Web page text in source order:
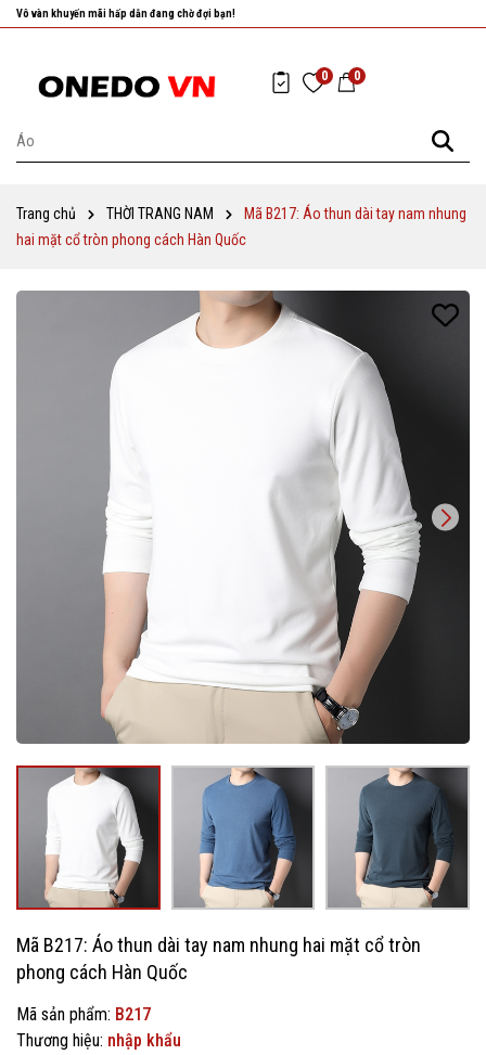
Nhanh tay chọn cho mình những sản phẩm ưng ý nhất!
0 0
Trang chủ THỜI TRANG NAM
Mã B217: Áo thun dài tay nam nhung
hai mặt cổ tròn phong cách Hàn Quốc
Mã B217: Áo thun dài tay nam nhung hai mặt cổ tròn
phong cách Hàn Quốc
Mã sản phẩm: B217
Thương hiệu: nhập khẩu